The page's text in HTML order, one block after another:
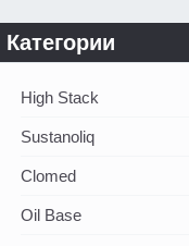
Категории
High Stack
Sustanoliq
Clomed
Oil Base